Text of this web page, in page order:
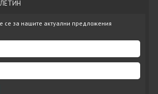
се за нашите актуални предложения